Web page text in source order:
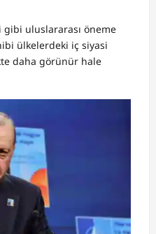
gibi uluslararası öneme
ülkelerdeki iç siyasi
daha görünür hale